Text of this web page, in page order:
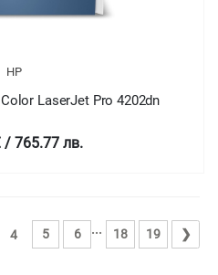
HP
LaserJet Pro 4202dn
/ 765.77 лв.
4 5 6 ... 18 19 ❯